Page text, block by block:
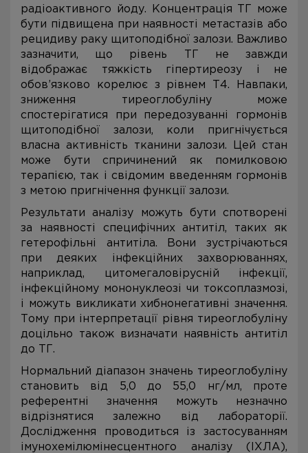
радіоактивного йоду. Концентрація ТГ може
бути підвищена при наявності метастазів або
рецидиву раку щитоподібної залози. Важливо
зазначити, що рівень ТГ не завжди
відображає тяжкість гіпертиреозу і не
обов’язково корелює з рівнем Т4. Навпаки,
зниження тиреоглобуліну може
спостерігатися при передозуванні гормонів
щитоподібної залози, коли пригнічується
власна активність тканини залози. Цей стан
може бути спричинений як помилковою
терапією, так і свідомим введенням гормонів
з метою пригнічення функції залози.
Результати аналізу можуть бути спотворені
за наявності специфічних антитіл, таких як
гетерофільні антитіла. Вони зустрічаються
при деяких інфекційних захворюваннях,
наприклад, цитомегаловірусній інфекції,
інфекційному мононуклеозі чи токсоплазмозі,
і можуть викликати хибнонегативні значення.
Тому при інтерпретації рівня тиреоглобуліну
доцільно також визначати наявність антитіл
до ТГ.
Нормальний діапазон значень тиреоглобуліну
становить від 5,0 до 55,0 нг/мл, проте
референтні значення можуть незначно
відрізнятися залежно від лабораторії.
Дослідження проводиться із застосуванням
імунохемілюмінесцентного аналізу (ІХЛА),